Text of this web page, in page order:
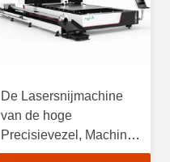
De Lasersnijmachine
van de hoge
Precisievezel, Machine
de Om metaal te snijden